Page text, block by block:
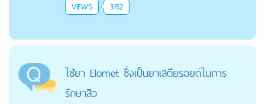
VIEWS 3152
ใช้ยา Elomet ซึ่งเป็นยาเสตียรอยด์ในการ
รักษาสิว